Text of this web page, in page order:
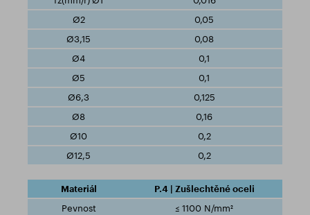
0,05
0,08
0,1
0,1
0,125
0,16
0,2
0,2
P.4 | Zušlechtěné oceli
≤ 1100 N/mm²